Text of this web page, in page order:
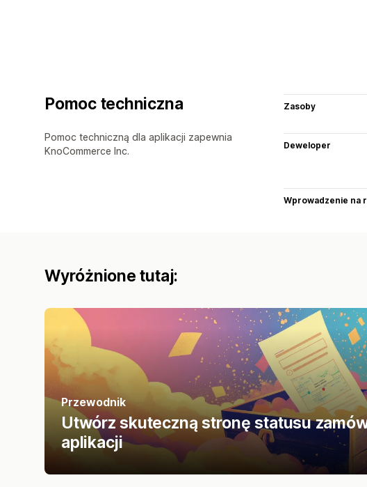
Pomoc techniczna
Pomoc techniczną dla aplikacji zapewnia
KnoCommerce Inc.
Zasoby
Deweloper
Wprowadzenie na
Wyróżnione tutaj:
Przewodnik
Utwórz skuteczną stronę statusu
aplikacji